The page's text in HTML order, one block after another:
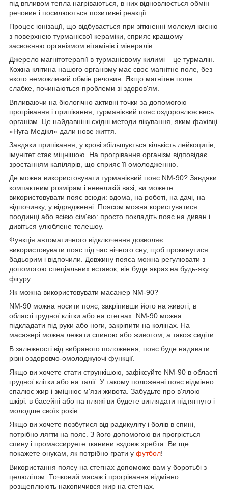
під впливом тепла нагріваються, в них відновлюється обмін
речовин і посилюються позитивні реакції.
Процес іонізації, що відбувається при зіткненні молекул кисню
з поверхнею турманієвої кераміки, сприяє кращому
засвоєнню організмом вітамінів і мінералів.
Джерело магнітотерапії в турманієвому килимі – це турмалін.
Кожна клітина нашого організму має своє магнітне поле, без
якого неможливий обмін речовин. Якщо магнітне поле
слабке, починаються проблеми зі здоров'ям.
Впливаючи на біологічно активні точки за допомогою
прогрівання і припікання, турманієвий пояс оздоровлює весь
організм. Це найдавніші східні методи лікування, яким фахівці
«Нуга Медікл» дали нове життя.
Завдяки припікання, у крові збільшується кількість лейкоцитів,
імунітет стає міцнішою. На прогрівання організм відповідає
зростанням капілярів, що сприяє її омолодженню.
Де можна використовувати турманієвий пояс NM-90? Завдяки
компактним розмірам і невеликій вазі, ви можете
використовувати пояс всюди: вдома, на роботі, на дачі, на
відпочинку, у відрядженні. Поясом можна користуватися
поодинці або всією сім'єю: просто покладіть пояс на диван і
дивіться улюблене телешоу.
Функція автоматичного відключення дозволяє
використовувати пояс під час нічного сну, щоб прокинутися
бадьорим і відпочили. Довжину пояса можна регулювати з
допомогою спеціальних вставок, він буде якраз на будь-яку
фігуру.
Як можна використовувати масажер NM-90?
NM-90 можна носити пояс, закріпивши його на животі, в
області грудної клітки або на стегнах. NM-90 можна
підкладати під руки або ноги, закріпити на колінах. На
масажері можна лежати спиною або животом, а також сидіти.
В залежності від вибраного положення, пояс буде надавати
різні оздоровчо-омолоджуючі функції.
Якщо ви хочете стати стрункішою, зафіксуйте NM-90 в області
грудної клітки або на талії. У такому положенні пояс відмінно
спалює жир і зміцнює м'язи живота. Забудьте про в'ялою
шкірі: в басейні або на пляжі ви будете виглядати підтягнуто і
молодше своїх років.
Якщо ви хочете позбутися від радикуліту і болів в спині,
потрібно лягти на пояс. З його допомогою ви прогріється
спину і промассируете тканини вздовж хребта. Ви ще
покажете онукам, як потрібно грати у футбол!
Використання поясу на стегнах допоможе вам у боротьбі з
целюлітом. Точковий масаж і прогрівання відмінно
розщеплюють накопичився жир на стегнах.